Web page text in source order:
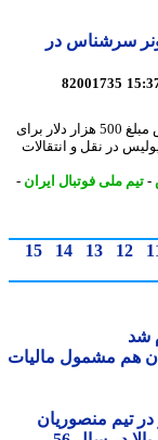
سرشناس در
82001735
باشگاه پرسپولیس قصد دارد برای جذب هافبک ملی پوش مبلغ 500 هزار دلار برای
در نقل و انتقالات
ملی فوتبال ایران -
12
13
14
15
هم مشمول مالیات
منصوریان